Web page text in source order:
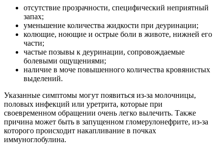
отсутствие прозрачности, специфический неприятный
запах;
уменьшение количества жидкости при деуринации;
колющие, ноющие и острые боли в животе, нижней его
части;
частые позывы к деуринации, сопровождаемые
болевыми ощущениями;
наличие в моче повышенного количества кровянистых
выделений.
Указанные симптомы могут появиться из-за молочницы,
половых инфекций или уретрита, которые при
своевременном обращении очень легко вылечить. Также
причина может быть в запущенном гломерулонефрите, из-за
которого происходит накапливание в почках
иммуноглобулина.